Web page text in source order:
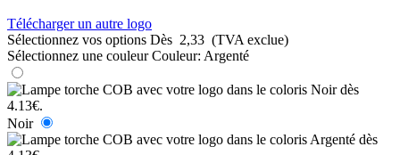
Télécharger un autre logo
Sélectionnez vos options Dès 2,33 (TVA exclue)
Sélectionnez une couleur Couleur: Argenté
Noir